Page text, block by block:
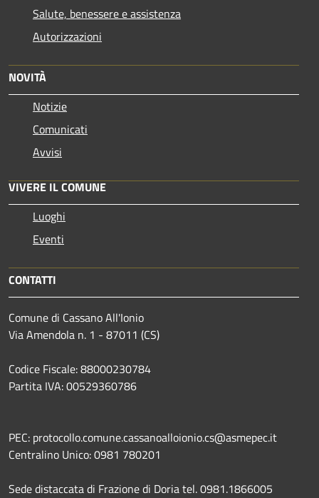
Salute, benessere e assistenza
Autorizzazioni
NOVITÀ
Notizie
Comunicati
Avvisi
VIVERE IL COMUNE
Luoghi
Eventi
CONTATTI
Comune di Cassano All'Ionio
Via Amendola n. 1 - 87011 (CS)
Codice Fiscale: 88000230784
Partita IVA: 00529360786
PEC: protocollo.comune.cassanoalloionio.cs@asmepec.it
Centralino Unico: 0981 780201
Sede distaccata di Frazione di Doria tel. 0981.1866005